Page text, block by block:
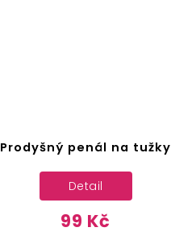
Prodyšný penál na tužky
99 Kč
Detail